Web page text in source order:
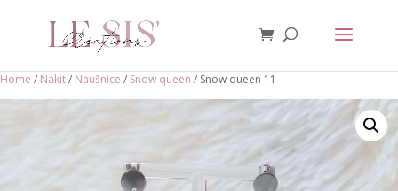
Home / Nakit/ Naušnice / Snow queen / Snow queen 11